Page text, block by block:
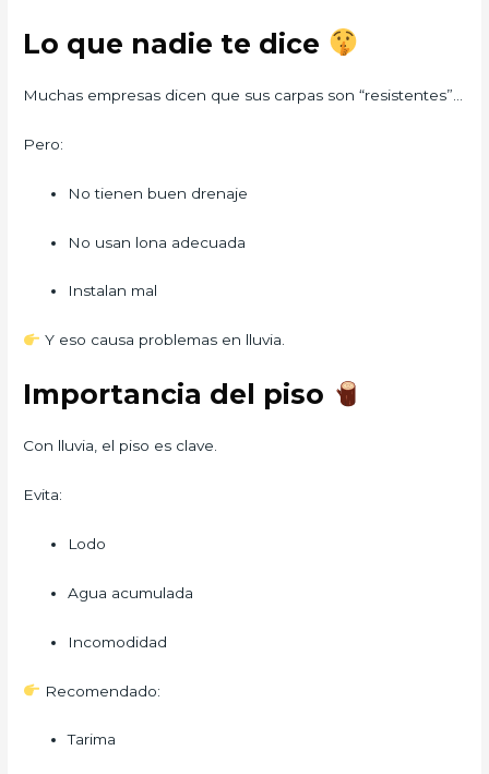
Lo que nadie te dice
Muchas empresas dicen que sus carpas son “resistentes”…
Pero:
No tienen buen drenaje
No usan lona adecuada
Instalan mal
Y eso causa problemas en lluvia.
Importancia del piso
Con lluvia, el piso es clave.
Evita:
Lodo
Agua acumulada
Incomodidad
Recomendado:
Tarima